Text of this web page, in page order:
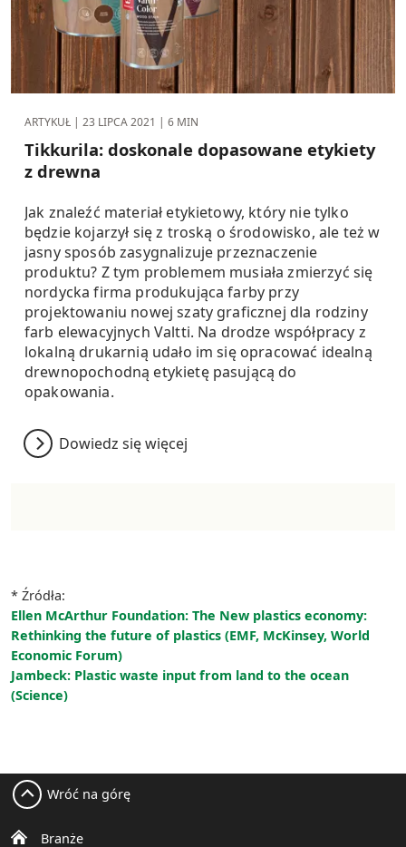
ARTYKUŁ | 23 LIPCA 2021 | 6 MIN
Tikkurila: doskonale dopasowane etykiety
z drewna
Jak znaleźć materiał etykietowy, który nie tylko
będzie kojarzył się z troską o środowisko, ale też w
jasny sposób zasygnalizuje przeznaczenie
produktu? Z tym problemem musiała zmierzyć się
nordycka firma produkująca farby przy
projektowaniu nowej szaty graficznej dla rodziny
farb elewacyjnych Valtti. Na drodze współpracy z
lokalną drukarnią udało im się opracować idealną
drewnopochodną etykietę pasującą do
opakowania.
Dowiedz się więcej
* Źródła:
Ellen McArthur Foundation: The New plastics economy:
Rethinking the future of plastics (EMF, McKinsey, World
Economic Forum)
Jambeck: Plastic waste input from land to the ocean
(Science)
Branże
Wróć na górę